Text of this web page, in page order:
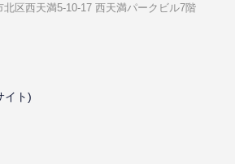
北区⻄天満5-10-17 ⻄天満パークビル7階
イト)